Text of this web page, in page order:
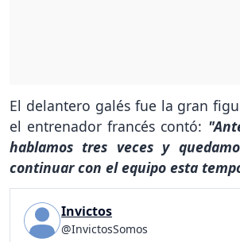
El delantero galés fue la gran
el entrenador francés contó:
hablamos tres veces y
continuar con el equipo esta
Invictos
@InvictosSomos